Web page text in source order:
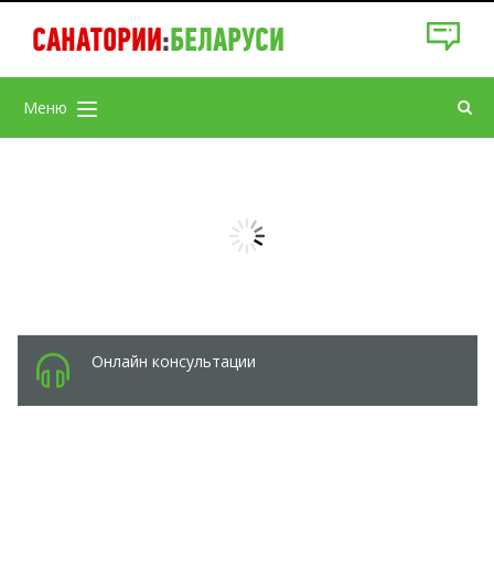
САНАТОРИИ:БЕЛАРУСИ
Меню
Онлайн консультации